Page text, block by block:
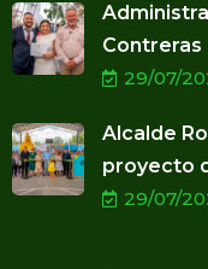
Contreras
29/07/
Alcalde
proyecto
29/07/